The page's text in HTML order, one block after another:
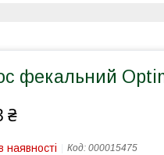
фекальний
₴
наявності Код: 000015475